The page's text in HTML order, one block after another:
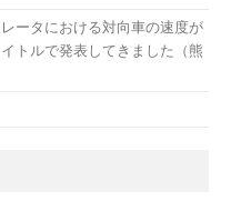
ータにおける対向車の速度が
トルで発表してきました（熊